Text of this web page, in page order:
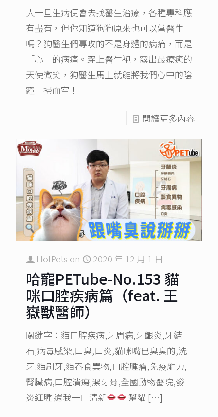
人一旦生病便會去找醫生治療，各種專科應
有盡有，但你知道狗狗原來也可以當醫生
嗎？狗醫生們專攻的不是身體的病痛，而是
「心」的病痛。穿上醫生袍，露出最療癒的
天使微笑，狗醫生馬上就能將我們心中的陰
霾一掃而空！
閱讀更多內容
HotPets on 2020 年 12 月 1 日
哈寵PETube-No.153 貓
咪口腔疾病篇（feat. 王
嶽獸醫師）
關鍵字：貓口腔疾病,牙周病,牙齦炎,牙結
石,病毒感染,口臭,口炎,貓咪嘴巴臭臭的,洗
牙,貓刷牙,貓吞食異物,口腔腫瘤,免疫能力,
腎臟病,口腔潰瘍,潔牙骨,全國動物醫院,發
炎紅腫 還我一口清新
幫貓 […]